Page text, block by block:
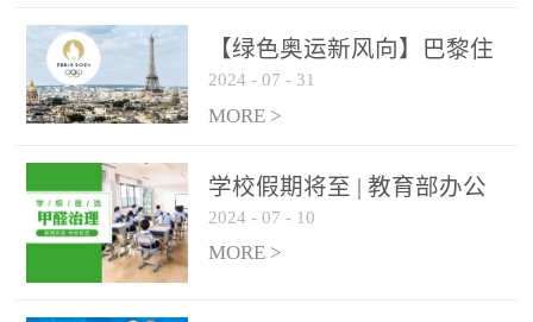
【绿色奥运新风向】巴黎住
宿风波：优吸环保共建健康
绿色家居
2024 - 07 - 31
MORE >
学校假期将至 | 教育部办公
厅关于加强学校新建校舍室
内空气质量管理通知
2024 - 07 - 10
MORE >